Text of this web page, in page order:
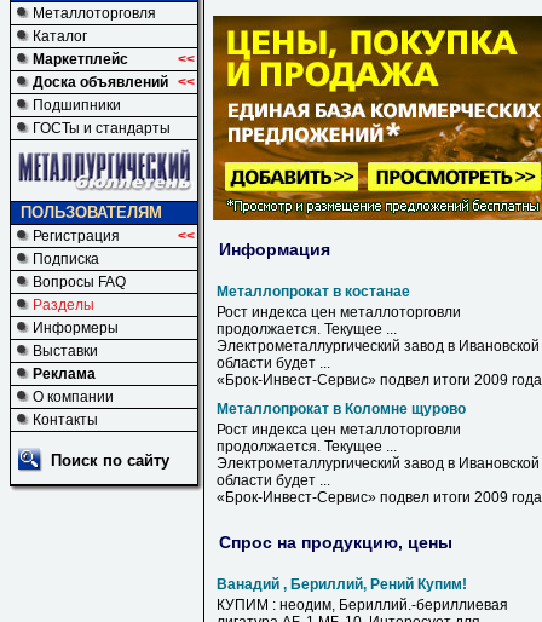
Металлоторговля
Каталог
Маркетплейс
<<
Доска объявлений <<
Подшипники
ГОСТы и стандарты
ПОЛЬЗОВАТЕЛЯМ
Регистрация
<<
Подписка
Вопросы FAQ
Разделы
Информеры
Выставки
Реклама
О компании
Контакты
Поиск по сайту
Информация
Металлопрокат в костанае
Рост индекса цен металлоторговли
продолжается. Текущее ...
Электрометаллургический завод в Ивановской
области будет ...
«Брок-Инвест-Сервис» подвел итоги 2009 года
Металлопрокат в Коломне щурово
Рост индекса цен металлоторговли
продолжается. Текущее ...
Электрометаллургический завод в Ивановской
области будет ...
«Брок-Инвест-Сервис» подвел итоги 2009 года
Спрос на продукцию, цены
Ванадий , Бериллий, Рений Купим!
КУПИМ : неодим, Бериллий.-бериллиевая